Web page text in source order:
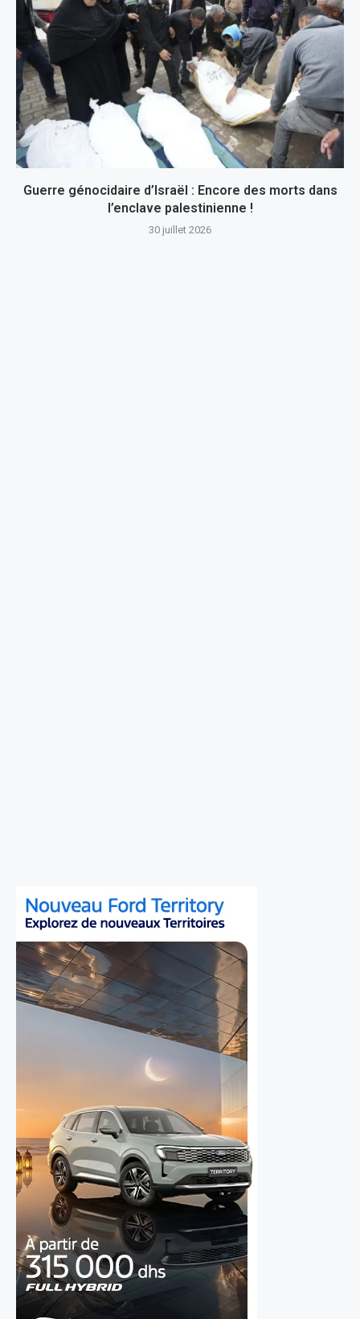
Guerre génocidaire d’Israël : Encore des morts dans
l’enclave palestinienne !
30 juillet 2026